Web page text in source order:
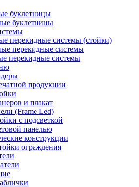
буклетницы
буклетницы
перекидные системы (стойки)
перекидные системы
перекидные системы
продукции
и плакат
(Frame Led)
с подсветкой
панелью
конструкции
ограждения